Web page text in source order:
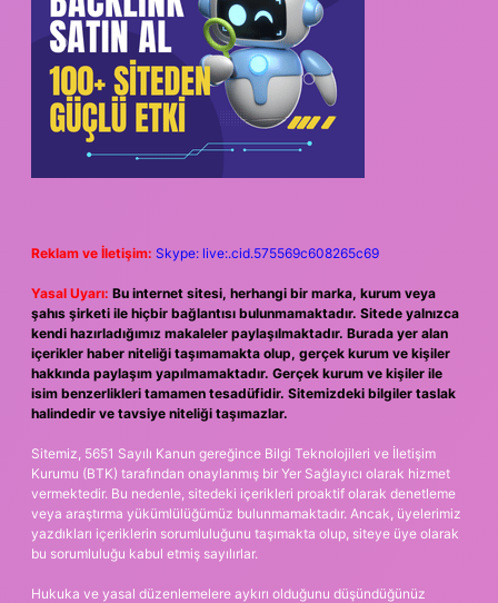
Reklam ve İletişim: Skype: live:.cid.575569c608265c69
Yasal Uyarı: Bu internet sitesi, herhangi bir marka, kurum veya
şahıs şirketi ile hiçbir bağlantısı bulunmamaktadır. Sitede yalnızca
kendi hazırladığımız makaleler paylaşılmaktadır. Burada yer alan
içerikler haber niteliği taşımamakta olup, gerçek kurum ve kişiler
hakkında paylaşım yapılmamaktadır. Gerçek kurum ve kişiler ile
isim benzerlikleri tamamen tesadüfidir. Sitemizdeki bilgiler taslak
halindedir ve tavsiye niteliği taşımazlar.
Sitemiz, 5651 Sayılı Kanun gereğince Bilgi Teknolojileri ve İletişim
Kurumu (BTK) tarafından onaylanmış bir Yer Sağlayıcı olarak hizmet
vermektedir. Bu nedenle, sitedeki içerikleri proaktif olarak denetleme
veya araştırma yükümlülüğümüz bulunmamaktadır. Ancak, üyelerimiz
yazdıkları içeriklerin sorumluluğunu taşımakta olup, siteye üye olarak
bu sorumluluğu kabul etmiş sayılırlar.
Hukuka ve yasal düzenlemelere aykırı olduğunu düşündüğünüz